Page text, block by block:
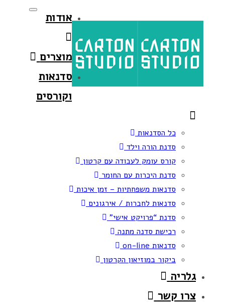
primary
navigation
Toggle
אודות
מוצרים
סדנאות
וקורסים
כל הסדנאות
סדנת הורה וילד
קורס עומק לעבודה עם קרטון
סדנת היכרות עם החומר
סדנאות משפחתיות – זמן איכות
סדנאות לחברות / אירגונים
סדנת “פרויקט אישי”
רכישת סדנה מתנה
סדנאות on-line
ביקור במוזיאון הקרטון
גלריה
צרו קשר